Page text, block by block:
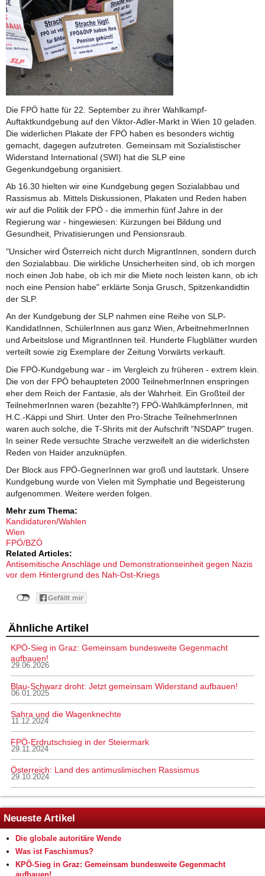
Die FPÖ hatte für 22. September zu ihrer Wahlkampf-
Auftaktkundgebung auf den Viktor-Adler-Markt in Wien 10 geladen.
Die widerlichen Plakate der FPÖ haben es besonders wichtig
gemacht, dagegen aufzutreten. Gemeinsam mit Sozialistischer
Widerstand International (SWI) hat die SLP eine
Gegenkundgebung organisiert.
Ab 16.30 hielten wir eine Kundgebung gegen Sozialabbau und
Rassismus ab. Mittels Diskussionen, Plakaten und Reden haben
wir auf die Politik der FPÖ - die immerhin fünf Jahre in der
Regierung war - hingewiesen: Kürzungen bei Bildung und
Gesundheit, Privatisierungen und Pensionsraub.
"Unsicher wird Österreich nicht durch MigrantInnen, sondern durch
den Sozialabbau. Die wirkliche Unsicherheiten sind, ob ich morgen
noch einen Job habe, ob ich mir die Miete noch leisten kann, ob ich
noch eine Pension habe" erklärte Sonja Grusch, Spitzenkandidtin
der SLP.
An der Kundgebung der SLP nahmen eine Reihe von SLP-
KandidatInnen, SchülerInnen aus ganz Wien, ArbeitnehmerInnen
und Arbeitslose und MigrantInnen teil. Hunderte Flugblätter wurden
verteilt sowie zig Exemplare der Zeitung Vorwärts verkauft.
Die FPÖ-Kundgebung war - im Vergleich zu früheren - extrem klein.
Die von der FPÖ behaupteten 2000 TeilnehmerInnen enspringen
eher dem Reich der Fantasie, als der Wahrheit. Ein Großteil der
TeilnehmerInnen waren (bezahlte?) FPÖ-WahlkämpferInnen, mit
H.C.-Käppi und Shirt. Unter den Pro-Strache TeilnehmerInnen
waren auch solche, die T-Shrits mit der Aufschrift "NSDAP" trugen.
In seiner Rede versuchte Strache verzweifelt an die widerlichsten
Reden von Haider anzuknüpfen.
Der Block aus FPÖ-GegnerInnen war groß und lautstark. Unsere
Kundgebung wurde von Vielen mit Symphatie und Begeisterung
aufgenommen. Weitere werden folgen.
Mehr zum Thema:
Kandidaturen/Wahlen
Wien
FPÖ/BZÖ
Related Articles:
Antisemitische Anschläge und Demonstrationseinheit gegen Nazis
vor dem Hintergrund des Nah-Ost-Kriegs
Ähnliche Artikel
KPÖ-Sieg in Graz: Gemeinsam bundesweite Gegenmacht
aufbauen!
29.06.2026
Blau-Schwarz droht: Jetzt gemeinsam Widerstand aufbauen!
06.01.2025
Sahra und die Wagenknechte
11.12.2024
FPÖ-Erdrutschsieg in der Steiermark
29.11.2024
Österreich: Land des antimuslimischen Rassismus
29.10.2024
Neueste Artikel
Die globale autoritäre Wende
Was ist Faschismus?
KPÖ-Sieg in Graz: Gemeinsam bundesweite Gegenmacht